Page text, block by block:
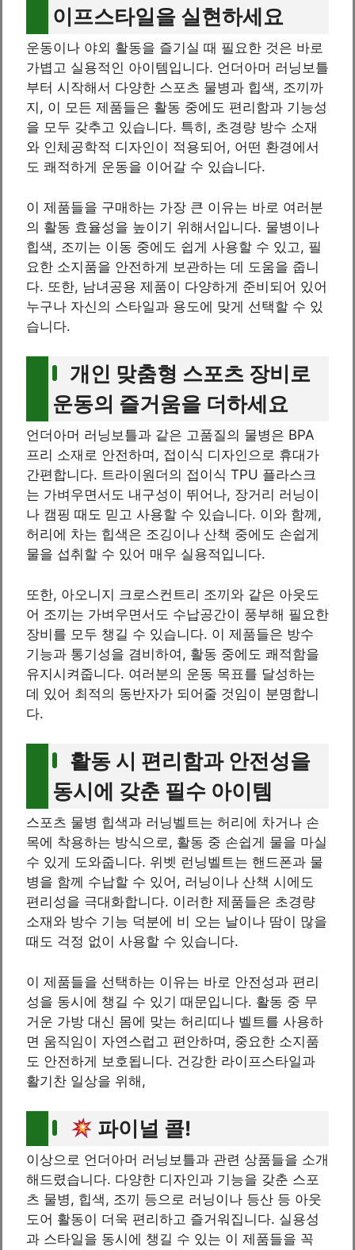
이프스타일을 실현하세요
운동이나 야외 활동을 즐기실 때 필요한 것은 바로
가볍고 실용적인 아이템입니다. 언더아머 러닝보틀
부터 시작해서 다양한 스포츠 물병과 힙색, 조끼까
지, 이 모든 제품들은 활동 중에도 편리함과 기능성
을 모두 갖추고 있습니다. 특히, 초경량 방수 소재
와 인체공학적 디자인이 적용되어, 어떤 환경에서
도 쾌적하게 운동을 이어갈 수 있습니다.
이 제품들을 구매하는 가장 큰 이유는 바로 여러분
의 활동 효율성을 높이기 위해서입니다. 물병이나
힙색, 조끼는 이동 중에도 쉽게 사용할 수 있고, 필
요한 소지품을 안전하게 보관하는 데 도움을 줍니
다. 또한, 남녀공용 제품이 다양하게 준비되어 있어
누구나 자신의 스타일과 용도에 맞게 선택할 수 있
습니다.
개인 맞춤형 스포츠 장비로
운동의 즐거움을 더하세요
언더아머 러닝보틀과 같은 고품질의 물병은 BPA
프리 소재로 안전하며, 접이식 디자인으로 휴대가
간편합니다. 트라이원더의 접이식 TPU 플라스크
는 가벼우면서도 내구성이 뛰어나, 장거리 러닝이
나 캠핑 때도 믿고 사용할 수 있습니다. 이와 함께,
허리에 차는 힙색은 조깅이나 산책 중에도 손쉽게
물을 섭취할 수 있어 매우 실용적입니다.
또한, 아오니지 크로스컨트리 조끼와 같은 아웃도
어 조끼는 가벼우면서도 수납공간이 풍부해 필요한
장비를 모두 챙길 수 있습니다. 이 제품들은 방수
기능과 통기성을 겸비하여, 활동 중에도 쾌적함을
유지시켜줍니다. 여러분의 운동 목표를 달성하는
데 있어 최적의 동반자가 되어줄 것임이 분명합니
다.
활동 시 편리함과 안전성을
동시에 갖춘 필수 아이템
스포츠 물병 힙색과 러닝벨트는 허리에 차거나 손
목에 착용하는 방식으로, 활동 중 손쉽게 물을 마실
수 있게 도와줍니다. 위벳 런닝벨트는 핸드폰과 물
병을 함께 수납할 수 있어, 러닝이나 산책 시에도
편리성을 극대화합니다. 이러한 제품들은 초경량
소재와 방수 기능 덕분에 비 오는 날이나 땀이 많을
때도 걱정 없이 사용할 수 있습니다.
이 제품들을 선택하는 이유는 바로 안전성과 편리
성을 동시에 챙길 수 있기 때문입니다. 활동 중 무
거운 가방 대신 몸에 맞는 허리띠나 벨트를 사용하
면 움직임이 자연스럽고 편안하며, 중요한 소지품
도 안전하게 보호됩니다. 건강한 라이프스타일과
활기찬 일상을 위해,
파이널 콜!
이상으로 언더아머 러닝보틀과 관련 상품들을 소개
해드렸습니다. 다양한 디자인과 기능을 갖춘 스포
츠 물병, 힙색, 조끼 등으로 러닝이나 등산 등 아웃
도어 활동이 더욱 편리하고 즐거워집니다. 실용성
과 스타일을 동시에 챙길 수 있는 이 제품들을 꼭